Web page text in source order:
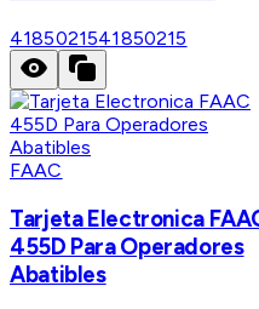
4185021541850215
FAAC
Tarjeta Electronica
455D Para Operadores
Abatibles